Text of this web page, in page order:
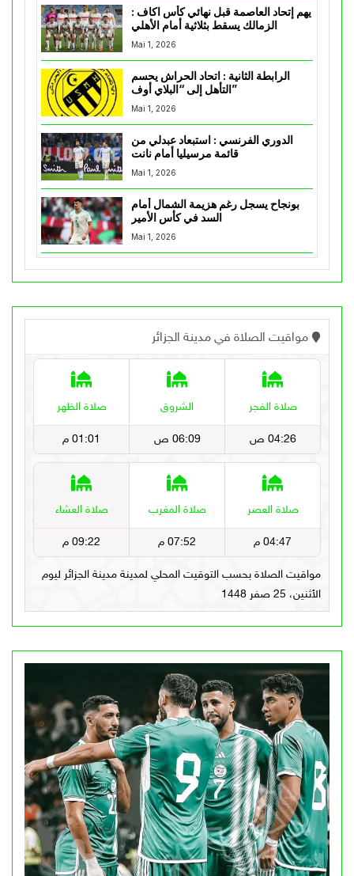
يهم إتحاد العاصمة قبل نهائي كأس اكاف :
Mai 1, 2026
الرابطة الثانية : اتحاد الحراش يحسم
التأهل إلى “البلاي أوف”
Mai 1, 2026
الدوري الفرنسي : استبعاد عبدلي من
قائمة مرسيليا أمام نانت
Mai 1, 2026
بونجاح يسجل رغم هزيمة الشمال أمام
السد في كأس الأمير
Mai 1, 2026